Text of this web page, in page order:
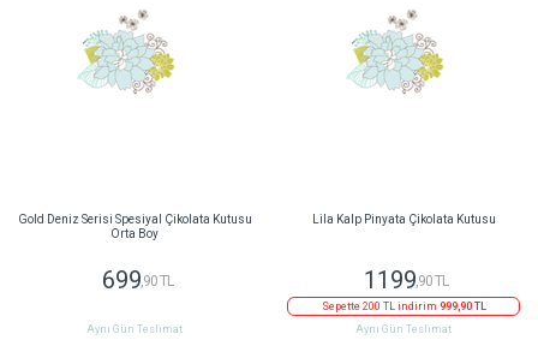
Gold Deniz Serisi Spesiyal Çikolata Kutusu
Orta Boy
699,90 TL
Aynı Gün Teslimat
Lila Kalp Pinyata Çikolata Kutusu
1199,90 TL
Sepette 200 TL indirim 999,90 TL
Aynı Gün Teslimat